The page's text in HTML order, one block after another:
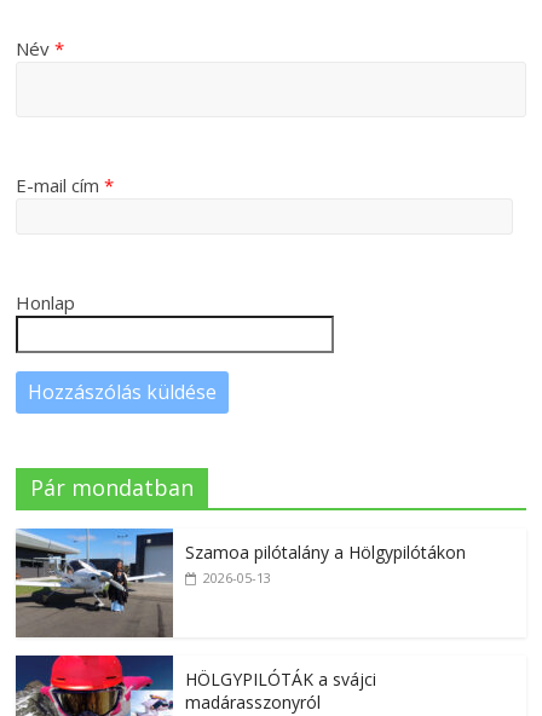
Név*
E-mail cím*
Honlap
Pár mondatban
Szamoa pilótalány a Hölgypilótákon
2026-05-13
HÖLGYPILÓTÁK a svájci
madárasszonyról